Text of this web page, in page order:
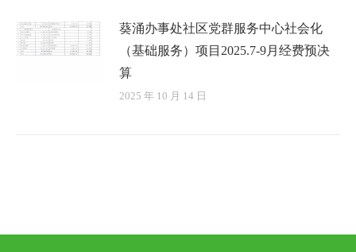
葵涌办事处社区党群服务中心社会化
（基础服务）项目2025.7-9月经费预决
算
2025 年 10 月 14 日